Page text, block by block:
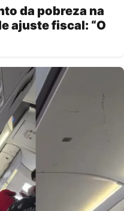
da pobreza na
ajuste fiscal: “O